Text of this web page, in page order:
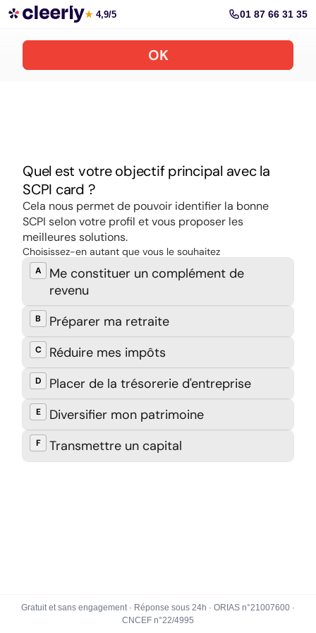
Souscrire aux meilleures SCPI en ligne
★ 4,9/5 01 87 66 31 35
Gratuit et sans engagement · Réponse sous 24h · ORIAS n°21007600 ·
CNCEF n°22/4995